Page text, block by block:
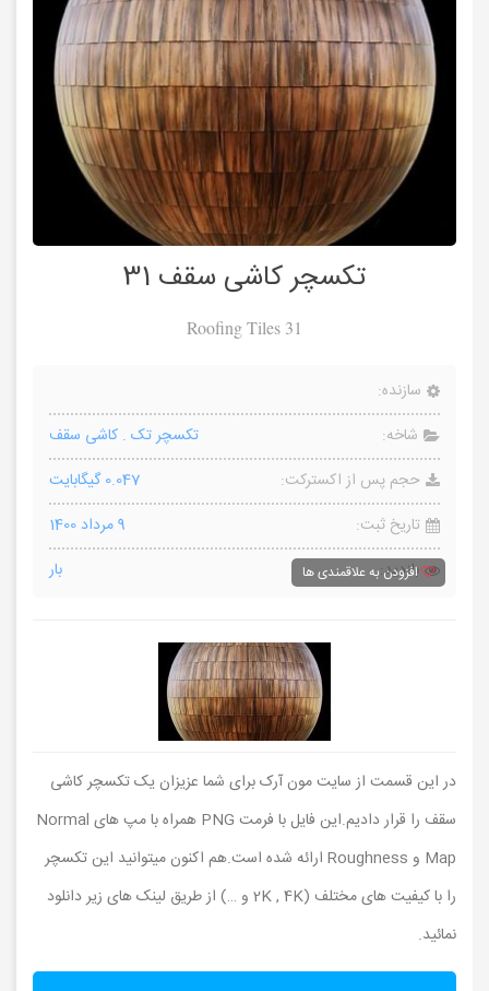
تکسچر کاشی سقف 31
Roofing Tiles 31
سازنده:
شاخه:
تکسچر تک . کاشی سقف
حجم پس از اکسترکت:
0.047 گیگابایت
تاریخ ثبت:
9 مرداد 1400
بازدید:
بار افزودن به علاقمندی ها
در این قسمت از سایت مون آرک برای شما عزیزان یک تکسچر کاشی
سقف را قرار دادیم.این فایل با فرمت PNG همراه با مپ های Normal
Map و Roughness ارائه شده است.هم اکنون میتوانید این تکسچر
را با کیفیت های مختلف (2K , 4K و …) از طریق لینک های زیر دانلود
نمائید.